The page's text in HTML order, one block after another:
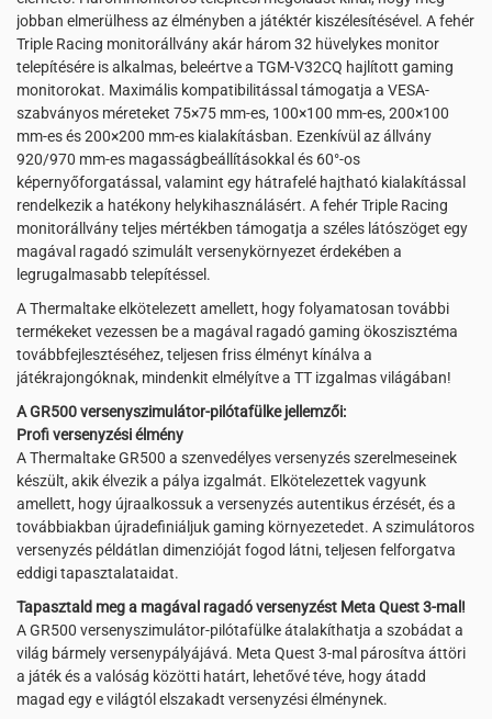
jobban elmerülhess az élményben a játéktér kiszélesítésével. A fehér
Triple Racing monitorállvány akár három 32 hüvelykes monitor
telepítésére is alkalmas, beleértve a TGM-V32CQ hajlított gaming
monitorokat. Maximális kompatibilitással támogatja a VESA-
szabványos méreteket 75×75 mm-es, 100×100 mm-es, 200×100
mm-es és 200×200 mm-es kialakításban. Ezenkívül az állvány
920/970 mm-es magasságbeállításokkal és 60°-os
képernyőforgatással, valamint egy hátrafelé hajtható kialakítással
rendelkezik a hatékony helykihasználásért. A fehér Triple Racing
monitorállvány teljes mértékben támogatja a széles látószöget egy
magával ragadó szimulált versenykörnyezet érdekében a
legrugalmasabb telepítéssel.
A Thermaltake elkötelezett amellett, hogy folyamatosan további
termékeket vezessen be a magával ragadó gaming ökoszisztéma
továbbfejlesztéséhez, teljesen friss élményt kínálva a
játékrajongóknak, mindenkit elmélyítve a TT izgalmas világában!
A GR500 versenyszimulátor-pilótafülke jellemzői:
Profi versenyzési élmény
A Thermaltake GR500 a szenvedélyes versenyzés szerelmeseinek
készült, akik élvezik a pálya izgalmát. Elkötelezettek vagyunk
amellett, hogy újraalkossuk a versenyzés autentikus érzését, és a
továbbiakban újradefiniáljuk gaming környezetedet. A szimulátoros
versenyzés példátlan dimenzióját fogod látni, teljesen felforgatva
eddigi tapasztalataidat.
Tapasztald meg a magával ragadó versenyzést Meta Quest 3-mal!
A GR500 versenyszimulátor-pilótafülke átalakíthatja a szobádat a
világ bármely versenypályájává. Meta Quest 3-mal párosítva áttöri
a játék és a valóság közötti határt, lehetővé téve, hogy átadd
magad egy e világtól elszakadt versenyzési élménynek.